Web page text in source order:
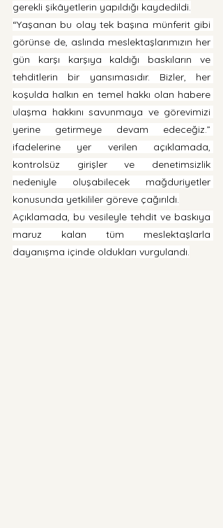
gerekli şikâyetlerin yapıldığı kaydedildi.
“Yaşanan bu olay tek başına münferit gibi
görünse de, aslında meslektaşlarımızın her
gün karşı karşıya kaldığı baskıların ve
tehditlerin bir yansımasıdır. Bizler, her
koşulda halkın en temel hakkı olan habere
ulaşma hakkını savunmaya ve görevimizi
yerine getirmeye devam edeceğiz.”
ifadelerine yer verilen açıklamada,
kontrolsüz girişler ve denetimsizlik
nedeniyle oluşabilecek mağduriyetler
konusunda yetkililer göreve çağırıldı.
Açıklamada, bu vesileyle tehdit ve baskıya
maruz kalan tüm meslektaşlarla
dayanışma içinde oldukları vurgulandı.